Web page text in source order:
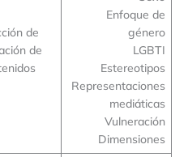
de
de
Enfoque de
género
LGBTI
Estereotipos
Representaciones
mediáticas
Vulneración
Dimensiones